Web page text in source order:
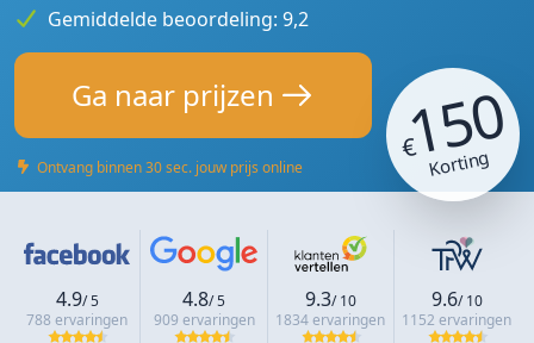
Gemiddelde beoordeling: 9,2
Ga naar prijzen
Ontvang binnen 30 sec. jouw prijs online
€
150
Korting
4.9/ 5
788 ervaringen
4.8/ 5
909 ervaringen
9.3/ 10
1834 ervaringen
9.6/ 10
1152 ervaringen